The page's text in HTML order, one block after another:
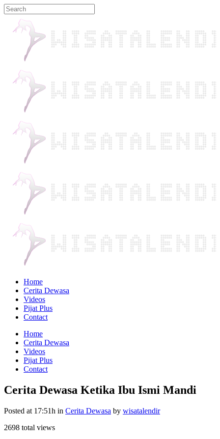
Home
Cerita Dewasa
Videos
Pijat Plus
Contact
Home
Cerita Dewasa
Videos
Pijat Plus
Contact
Cerita Dewasa Ketika Ibu Ismi Mandi
Posted at 17:51h in Cerita Dewasa by wisatalendir
2698 total views